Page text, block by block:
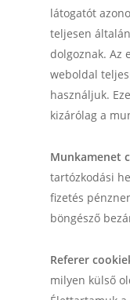
látogatót
teljesen
dolgoznak. Az
weboldal
használjuk.
kizárólag a
Munkamenet
tartózkodási
fizetés
böngésző
Referer
milyen külső